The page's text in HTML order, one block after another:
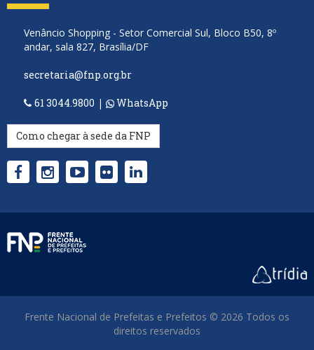
Venâncio Shopping - Setor Comercial Sul, Bloco B50, 8º
andar, sala 827, Brasília/DF
secretaria@fnp.org.br
61 3044.9800 | WhatsApp
Como chegar à sede da FNP
Frente Nacional de Prefeitas e Prefeitos © 2026 Todos os
direitos reservados